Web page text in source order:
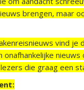
brengen, maar
vind je
die graag een